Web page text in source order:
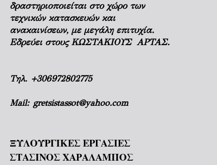
δραστηριοποιείται στο χώρο των
τεχνικών κατασκευών και
ανακαινίσεων, με μεγάλη επιτυχία.
Εδρεύει στους ΚΩΣΤΑΚΙΟΥΣ ΑΡΤΑΣ.
Τηλ. +306972802775
Mail: gretsistassot@yahoo.com
ΞΥΛΟΥΡΓΙΚΕΣ ΕΡΓΑΣΙΕΣ
ΣΤΑΣΙΝΟΣ ΧΑΡΑΛΑΜΠΟΣ